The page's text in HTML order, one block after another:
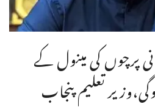
پرچوں کی مینول کے
تعلیم پنجاب